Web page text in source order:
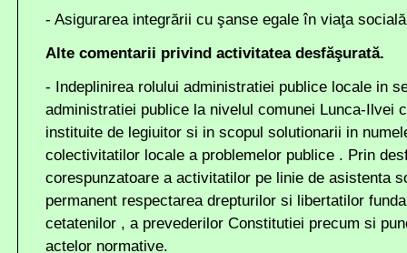
- Asigurarea integrării cu şanse egale în viaţa
Alte comentarii privind activitatea desfăşurată.
- Indeplinirea rolului administratiei publice locale in
administratiei publice la nivelul comunei Lunca-Ilvei
instituite de legiuitor si in scopul solutionarii in
colectivitatilor locale a problemelor publice . Prin
corespunzatoare a activitatilor pe linie de asistenta
permanent respectarea drepturilor si libertatilor
cetatenilor , a prevederilor Constitutiei precum si
actelor normative.